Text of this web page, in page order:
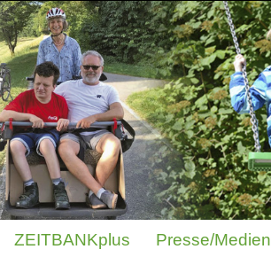
ZEITBANKplus Presse/Medien